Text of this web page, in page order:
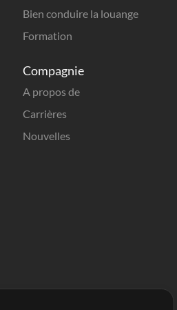
Bien conduire la louange
Formation
Compagnie
A propos de
Carrières
Nouvelles